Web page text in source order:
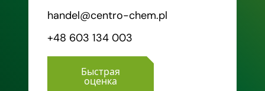
handel@centro-chem.pl
+48 603 134 003
Быстрая
оценка